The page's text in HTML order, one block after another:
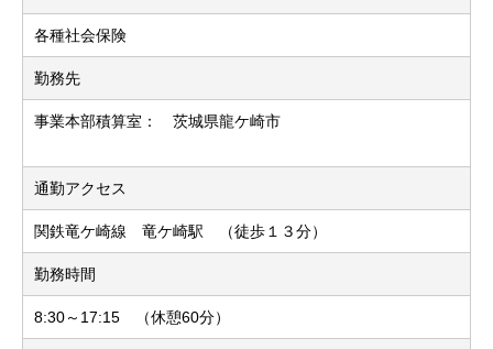
各種社会保険
勤務先
事業本部積算室： 茨城県龍ケ崎市
通勤アクセス
関鉄竜ケ崎線 竜ケ崎駅 （徒歩１３分）
勤務時間
8:30～17:15 （休憩60分）